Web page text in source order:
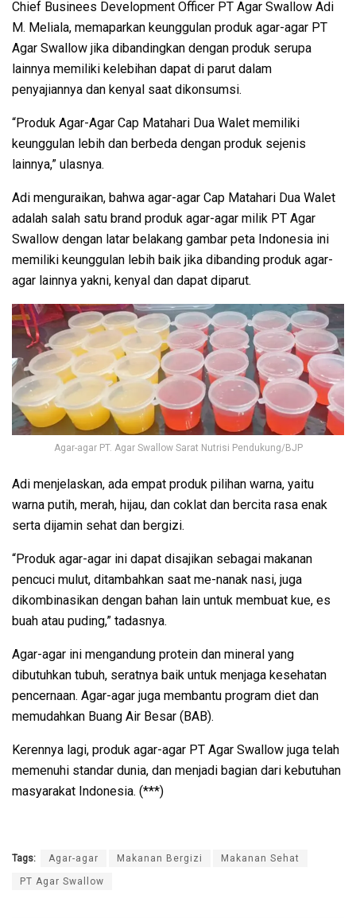
Chief Businees Development Officer PT Agar Swallow Adi
M. Meliala, memaparkan keunggulan produk agar-agar PT
Agar Swallow jika dibandingkan dengan produk serupa
lainnya memiliki kelebihan dapat di parut dalam
penyajiannya dan kenyal saat dikonsumsi.
“Produk Agar-Agar Cap Matahari Dua Walet memiliki
keunggulan lebih dan berbeda dengan produk sejenis
lainnya,” ulasnya.
Adi menguraikan, bahwa agar-agar Cap Matahari Dua Walet
adalah salah satu brand produk agar-agar milik PT Agar
Swallow dengan latar belakang gambar peta Indonesia ini
memiliki keunggulan lebih baik jika dibanding produk agar-
agar lainnya yakni, kenyal dan dapat diparut.
Agar-agar PT. Agar Swallow Sarat Nutrisi Pendukung/BJP
Adi menjelaskan, ada empat produk pilihan warna, yaitu
warna putih, merah, hijau, dan coklat dan bercita rasa enak
serta dijamin sehat dan bergizi.
“Produk agar-agar ini dapat disajikan sebagai makanan
pencuci mulut, ditambahkan saat me-nanak nasi, juga
dikombinasikan dengan bahan lain untuk membuat kue, es
buah atau puding,” tadasnya.
Agar-agar ini mengandung protein dan mineral yang
dibutuhkan tubuh, seratnya baik untuk menjaga kesehatan
pencernaan. Agar-agar juga membantu program diet dan
memudahkan Buang Air Besar (BAB).
Kerennya lagi, produk agar-agar PT Agar Swallow juga telah
memenuhi standar dunia, dan menjadi bagian dari kebutuhan
masyarakat Indonesia. (***)
Tags: Agar-agar Makanan Bergizi Makanan Sehat
PT Agar Swallow